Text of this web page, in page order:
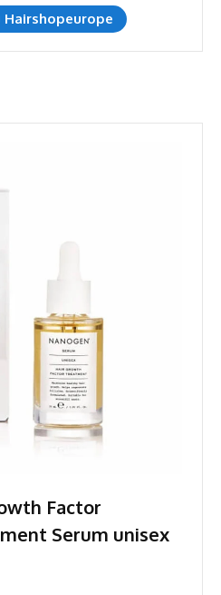
Hairshopeurope
Factor
Serum unisex